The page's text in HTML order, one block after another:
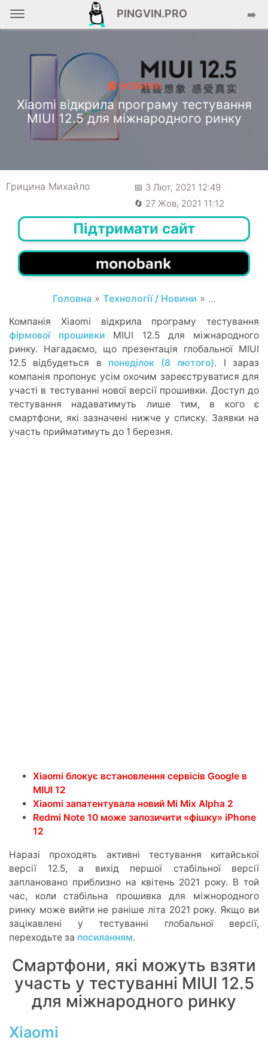
PINGVIN.PRO ➡️
📰 НОВИНИ
Xiaomi відкрила програму тестування
MIUI 12.5 для міжнародного ринку
Грицина Михайло
📅 3 Лют, 2021 12:49
🔄 27 Жов, 2021 11:12
Підтримати сайт
Головна » Технології / Новини » ...
Компанія Xiaomi відкрила програму тестування
фірмової прошивки MIUI 12.5 для міжнародного
ринку. Нагадаємо, що презентація глобальної MIUI
12.5 відбудеться в понеділок (8 лютого). І зараз
компанія пропонує усім охочим зареєструватися для
участі в тестуванні нової версії прошивки. Доступ до
тестування надаватимуть лише тим, в кого є
смартфони, які зазначені нижче у списку. Заявки на
участь прийматимуть до 1 березня.
Xiaomi блокує встановлення сервісів Google в
MIUI 12
Xiaomi запатентувала новий Mi Mix Alpha 2
Redmi Note 10 може запозичити «фішку» iPhone
12
Наразі проходять активні тестування китайської
версії 12.5, а вихід першої стабільної версії
заплановано приблизно на квітень 2021 року. В той
час, коли стабільна прошивка для міжнородного
ринку може вийти не раніше літа 2021 року. Якщо ви
зацікавлені у тестуванні глобальної версії,
переходьте за посиланням.
Смартфони, які можуть взяти
участь у тестуванні MIUI 12.5
для міжнародного ринку
Xiaomi